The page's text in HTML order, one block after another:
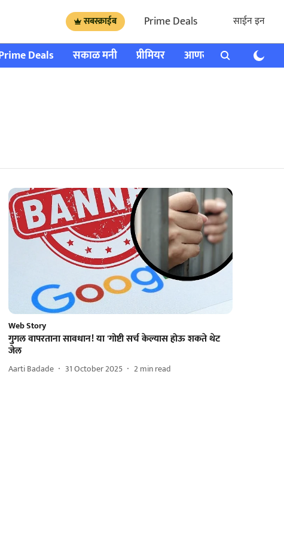
सबस्क्राईब Prime Deals साईन इन
Deals सकाळ मनी प्रीमियर आणखी राशी भविष्य
Web Story
गुगल वापरताना सावधान! या 'गोष्टी सर्च केल्यास होऊ शकते थेट
जेल
Aarti Badade 31 October 2025 2min read